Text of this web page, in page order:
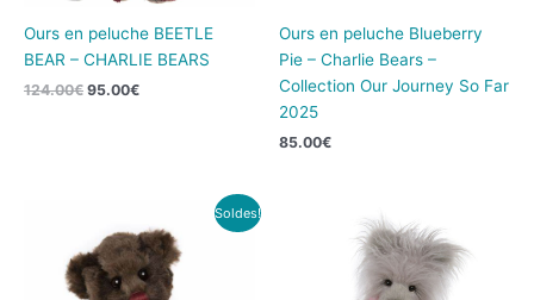
Ours en peluche BEETLE
BEAR – CHARLIE BEARS
124.00€ 95.00€
Ours en peluche Blueberry
Pie – Charlie Bears –
Collection Our Journey So Far
2025
85.00€
Soldes!
initial
était :
53.00€.
prix
actuel
est :
30.00€.